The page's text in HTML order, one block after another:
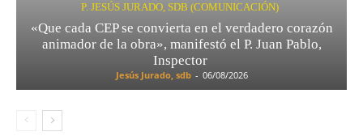
P. JESÚS JURADO, SDB (COMUNICACIÓN)
«Que cada CEP se convierta en el verdadero corazón
animador de la obra», manifestó el P. Juan Pablo,
Inspector
Jesús Jurado, sdb - 06/08/2026